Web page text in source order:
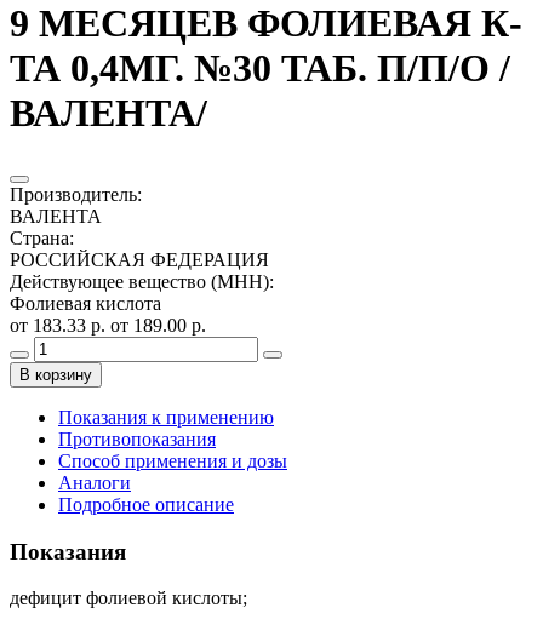
9 МЕСЯЦЕВ ФОЛИЕВАЯ К-
ТА 0,4МГ. №30 ТАБ. П/П/О /
ВАЛЕНТА/
Производитель:
ВАЛЕНТА
Страна:
РОССИЙСКАЯ ФЕДЕРАЦИЯ
Действующее вещество (МНН):
Фолиевая кислота
от 183.33 р. от 189.00 р.
В корзину
Показания к применению
Противопоказания
Способ применения и дозы
Аналоги
Подробное описание
Показания
дефицит фолиевой кислоты;